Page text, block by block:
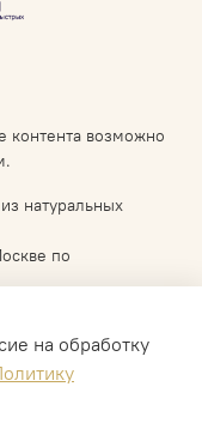
возможно
натуральных
по
на обработку